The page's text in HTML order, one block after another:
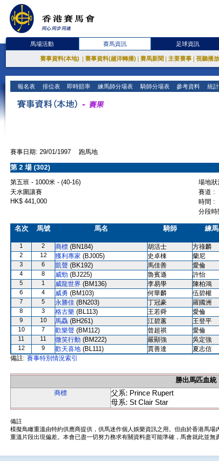
馬場活動 賽馬資訊 足球資訊
賽事資料(本地) 賽事資料(越洋轉播) 賽馬新聞 主要賽事 視聽播
報名表 排位表 即時賠率 練馬師分場表 騎師分場表 參考資料 統
賽事日期: 29/01/1997 跑馬地
第 2 場 (302)
第五班 - 1000米 - (40-16)
場地
天水圍讓賽
賽道 :
HK$ 441,000
時間 :
分段
名次 馬號 馬名 騎師 練
1 2 商標 (BN184) 胡活士 方祿麟
2 12 獲利專家 (BJ005) 史卓棟 蘭尼
3 6 凱聲 (BK192) 馬佳善 愛倫
4 8 威勁 (BJ225) 魯賓遜 許怡
5 1 威龍世界 (BM136) 李易學 陳柏鴻
6 4 威勇 (BM103) 何華麟 伍碧權
7 5 永勝佳 (BN203) 丁冠豪 羅國洲
8 3 格古樂 (BL113) 王若舜 愛倫
9 10 馬驫 (BH261) 江碧蕙 王登平
10 7 歡樂聲 (BM112) 曾超祺 愛倫
11 11 微笑行動 (BM222) 嚴顯強 吳定強
12 9 歡天喜地 (BL111) 賈善達
夏志信
備註: 賽事特別情況索引
勝出馬匹血統
商標
父系: Prince Rupert
母系: St Clair Star
備註
模擬鳥瞰重溫由特約供應商提供，供馬迷作個人娛樂資訊之用。但由於香港馬
重溫片段出現偏差。本會已盡一切努力務求有關資料盡可能準確，馬會就此並